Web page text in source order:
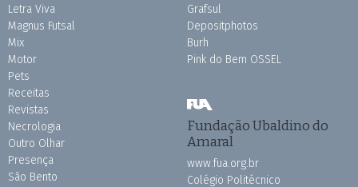
Letra Viva
Magnus Futsal
Mix
Motor
Pets
Receitas
Revistas
Necrologia
Outro Olhar
Presença
São Bento
Grafsul
Depositphotos
Burh
Pink do Bem OSSEL
Fundação Ubaldino do
Amaral
www.fua.org.br
Colégio Politécnico